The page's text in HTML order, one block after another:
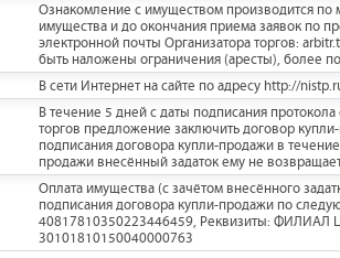
Ознакомление с имуществом производится по
имущества и до окончания приема заявок по
электронной почты Организатора торгов:
быть наложены ограничения (аресты), более
В сети Интернет на сайте по адресу http://
В течение 5 дней с даты подписания
торгов предложение заключить договор
подписания договора купли-продажи в
продажи внесённый задаток ему не
Оплата имущества (с зачётом внесённого
подписания договора купли-продажи по
40817810350223446459, Реквизиты:
30101810150040000763